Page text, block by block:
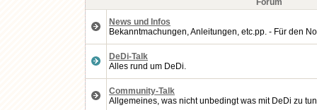
Forum
News und Infos
Bekanntmachungen, Anleitungen, etc.pp. - Für den
DeDi-Talk
Alles rund um DeDi.
Community-Talk
Allgemeines, was nicht unbedingt was mit DeDi zu